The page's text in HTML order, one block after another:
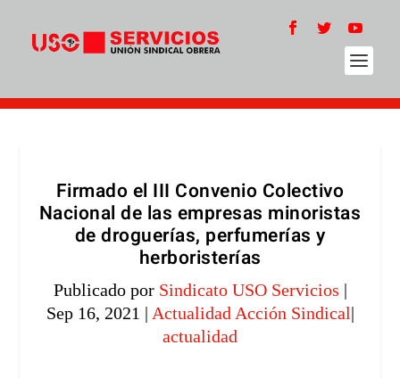
Firmado el III Convenio Colectivo
Nacional de las empresas minoristas
de droguerías, perfumerías y
herboristerías
Publicado por Sindicato USO Servicios |
Sep 16, 2021 | Actualidad Acción Sindical|
actualidad